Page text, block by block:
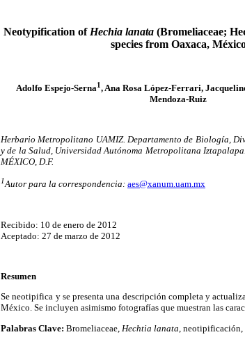
Neotypification of Hechia lanata (Bromeliaceae;
species from Oaxaca,
Adolfo Espejo-Serna1, Ana Rosa López-Ferrari,
Mendoza-Ruiz
Herbario Metropolitano UAMIZ. Departamento de Biología,
y de la Salud, Universidad Autónoma Metropolitana
MÉXICO, D.F.
1Autor para la correspondencia: aes@xanum.uam.mx
Recibido: 10 de enero de 2012
Aceptado: 27 de marzo de 2012
Resumen
Se neotipifica y se presenta una descripción completa y
México. Se incluyen asimismo fotografías que muestran las
Palabras Clave: Bromeliaceae, Hechtia lanata , neotipificación,